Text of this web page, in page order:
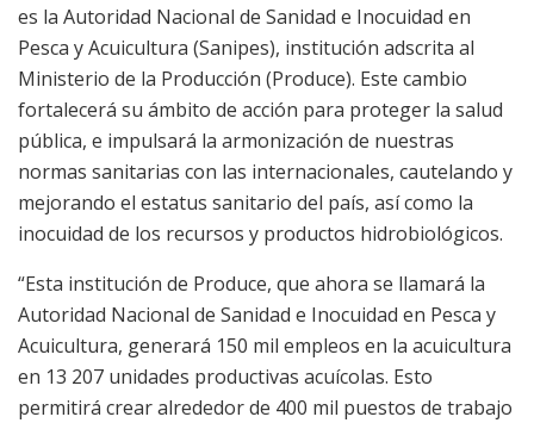
es la Autoridad Nacional de Sanidad e Inocuidad en
Pesca y Acuicultura (Sanipes), institución adscrita al
Ministerio de la Producción (Produce). Este cambio
fortalecerá su ámbito de acción para proteger la salud
pública, e impulsará la armonización de nuestras
normas sanitarias con las internacionales, cautelando y
mejorando el estatus sanitario del país, así como la
inocuidad de los recursos y productos hidrobiológicos.
“Esta institución de Produce, que ahora se llamará la
Autoridad Nacional de Sanidad e Inocuidad en Pesca y
Acuicultura, generará 150 mil empleos en la acuicultura
en 13 207 unidades productivas acuícolas. Esto
permitirá crear alrededor de 400 mil puestos de trabajo